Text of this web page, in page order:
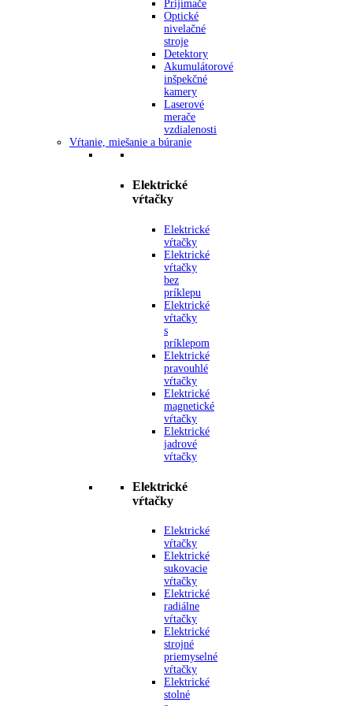
Prijímače
Optické
nivelačné
stroje
Detektory
Akumulátorové
inšpekčné
kamery
Laserové
merače
vzdialenosti
Vŕtanie, miešanie a búranie
Elektrické
vŕtačky
Elektrické
vŕtačky
Elektrické
vŕtačky
bez
príklepu
Elektrické
vŕtačky
s
príklepom
Elektrické
pravouhlé
vŕtačky
Elektrické
magnetické
vŕtačky
Elektrické
jadrové
vŕtačky
Elektrické
vŕtačky
Elektrické
vŕtačky
Elektrické
sukovacie
vŕtačky
Elektrické
radiálne
vŕtačky
Elektrické
strojné
priemyselné
vŕtačky
Elektrické
stolné